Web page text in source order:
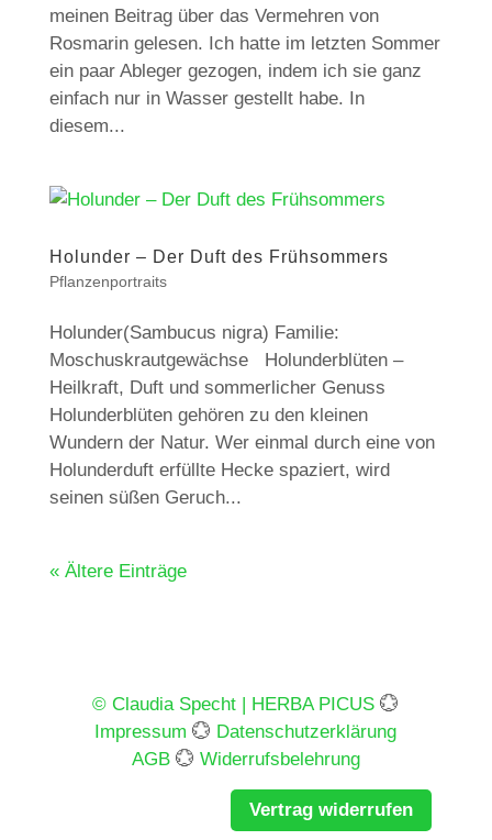
meinen Beitrag über das Vermehren von
Rosmarin gelesen. Ich hatte im letzten Sommer
ein paar Ableger gezogen, indem ich sie ganz
einfach nur in Wasser gestellt habe. In
diesem...
Holunder – Der Duft des Frühsommers
Pflanzenportraits
Holunder(Sambucus nigra) Familie:
Moschuskrautgewächse Holunderblüten –
Heilkraft, Duft und sommerlicher Genuss
Holunderblüten gehören zu den kleinen
Wundern der Natur. Wer einmal durch eine von
Holunderduft erfüllte Hecke spaziert, wird
seinen süßen Geruch...
« Ältere Einträge
© Claudia Specht | HERBA PICUS 💮
Impressum 💮 Datenschutzerklärung
AGB💮 Widerrufsbelehrung
Vertrag widerrufen